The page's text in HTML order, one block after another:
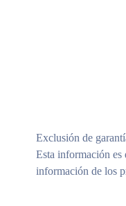
Exclusión de
Esta información es
información de los